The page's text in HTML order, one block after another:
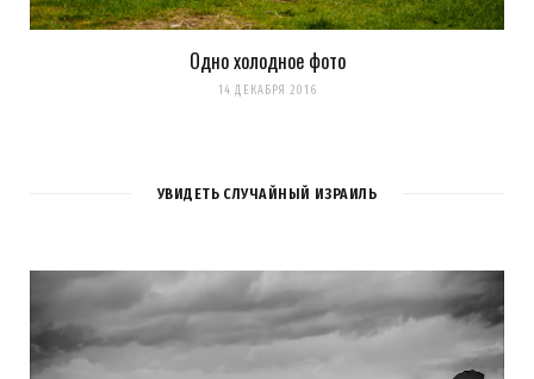
Одно холодное фото
14 ДЕКАБРЯ 2016
УВИДЕТЬ СЛУЧАЙНЫЙ ИЗРАИЛЬ